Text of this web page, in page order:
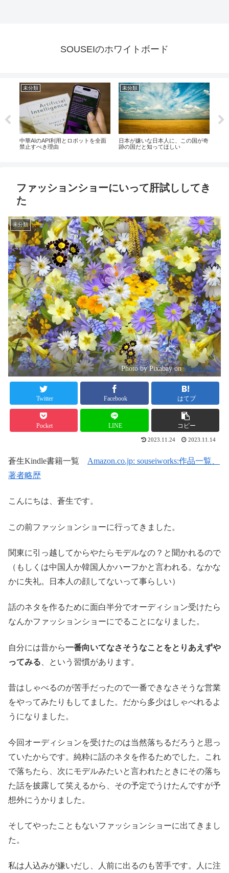
SOUSEIのホワイトボード
時事
大分土葬問題、別府ムスリム会長の
「2100年に日本をイスラム国家に」
時事
知能指数が国によって違うという
話、日本で共生できるのか問題
ファッションショーにいって肝試ししてき
た
未分類
Photo by Pixabay onPexels.com
Twitter Facebook はてブ
Pocket LINE コピー
2023.11.24 2023.11.14
蒼生Kindle書籍一覧 Amazon.co.jp: souseiworks:作品一覧、
著者略歴
こんにちは、蒼生です。
この前ファッションショーに行ってきました。
関東に引っ越してからやたらモデルなの？と聞かれるので
（もしくは中国人か韓国人かハーフかと言われる。なかな
かに失礼。日本人の顔してないって事らしい）
話のネタを作るために面白半分でオーディション受けたら
なんかファッションショーにでることになりました。
自分には昔から一番向いてなさそうなことをとりあえずや
ってみる 、という習慣があります。
昔はしゃべるのが苦手だったので一番できなさそうな営業
をやってみたりもしてました。だから多少はしゃべれるよ
うになりました。
今回オーディションを受けたのは当然落ちるだろうと思っ
ていたからです。純粋に話のネタを作るためでした。これ
で落ちたら、次にモデルみたいと言われたときにその落ち
た話を披露して笑えるから、その予定でうけたんですが予
想外にうかりました。
そしてやったこともないファッションショーに出てきまし
た。
私は人込みが嫌いだし、人前に出るのも苦手です。人に注